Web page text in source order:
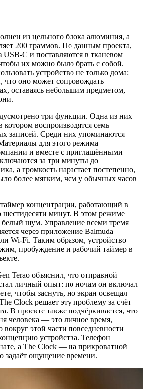
из цельного блока алюминия, а
200 граммов. По данным проекта,
USB-C и поставляются в тканевом
их можно было брать с собой.
устройство не только дома:
что оно может сопровождать
оставаясь небольшим предметом,
три функции. Одна из них
воспроизводятся семь
записей. Среди них упоминаются
для этого режима
и вместе с приглашёнными
за три минуты до
а громкость нарастает постепенно,
более мягким, чем у обычных часов
концентрации, работающий в
шестидесяти минут. В этом режиме
белый шум. Управление всеми тремя
через приложение Balmuda
Wi‑Fi. Таким образом, устройство
пробуждение и рабочий таймер в
Terao объяснил, что отправной
личный опыт: по ночам он включал
чтобы заснуть, но экран освещал
Clock решает эту проблему за счёт
В проекте также подчёркивается, что
человека — это личное время,
этой части повседневности
устройства. Телефон
а The Clock — на прикроватной
задаёт ощущение времени.